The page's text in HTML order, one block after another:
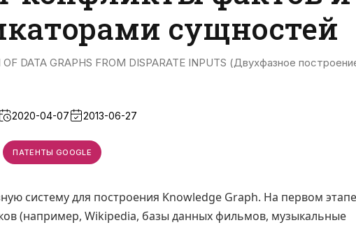
сущностей
DATA GRAPHS FROM DISPARATE INPUTS (Двухфазное
2020-04-07 2013-06-27
ПАТЕНТЫ GOOGLE
систему для построения Knowledge Graph. На первом этапе
(например, Wikipedia, базы данных фильмов, музыкальные